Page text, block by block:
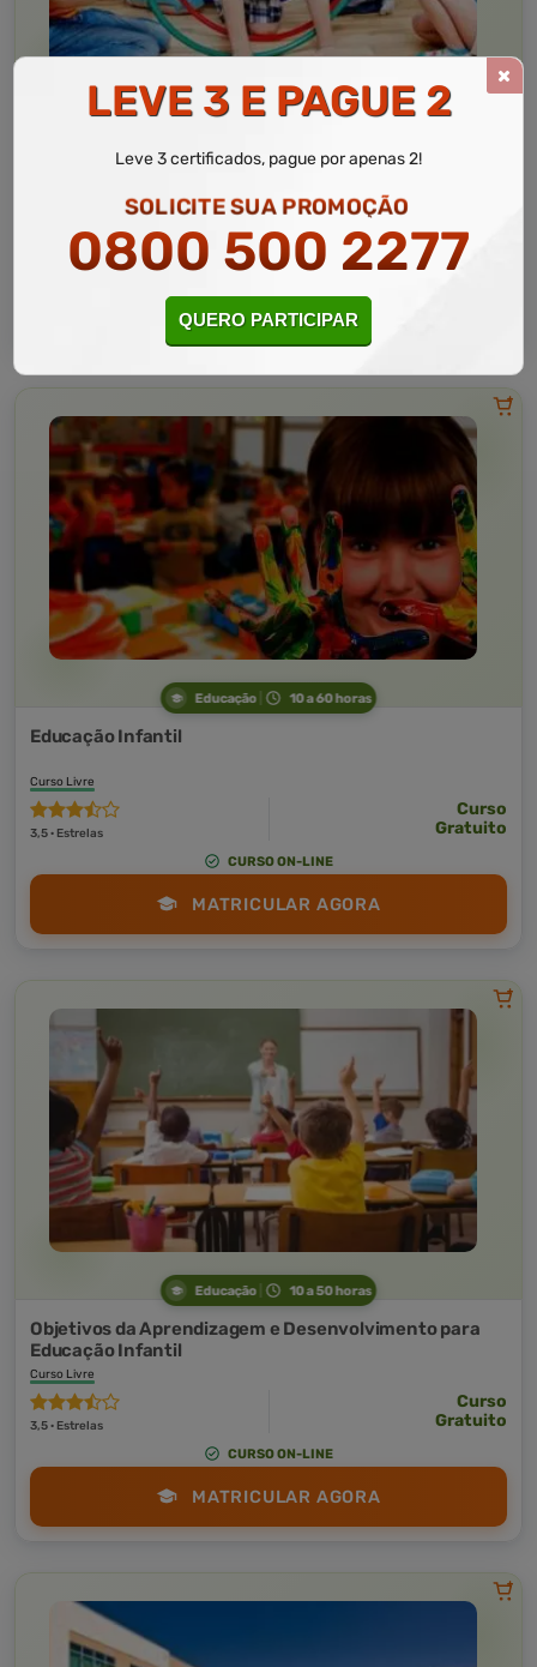
Educação 10 a 60 horas
3,5 · Estrelas
Gratuito
CURSO ON-LINE
MATRICULAR AGORA
Educação 10 a 60 horas
Educação Infantil
Curso Livre
3,5 · Estrelas
Curso
Gratuito
CURSO ON-LINE
MATRICULAR AGORA
Educação 10 a 50 horas
Objetivos da Aprendizagem e Desenvolvimento para
Educação Infantil
Curso Livre
3,5 · Estrelas
Curso
Gratuito
CURSO ON-LINE
MATRICULAR AGORA
LEVE 3 E PAGUE 2
Leve 3 certificados, pague por apenas 2!
SOLICITE SUA PROMOÇÃO
0800 500 2277
QUERO PARTICIPAR